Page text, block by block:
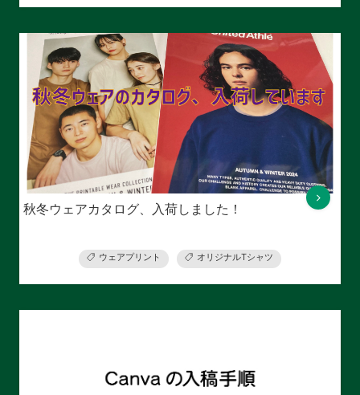
秋冬ウェアカタログ、入荷しました！
ウェアプリント オリジナルTシャツ